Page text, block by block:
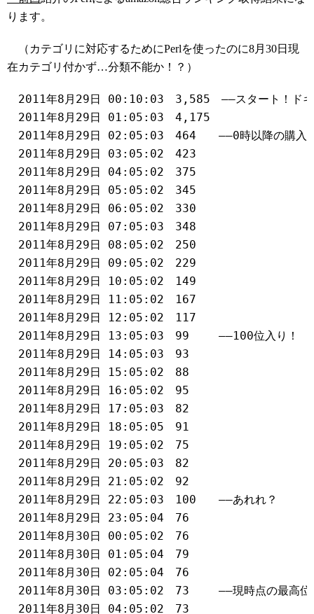
ります。
（カテゴリに対応するためにPerlを使ったのに8月30日現
在カテゴリ付かず…分類不能か！？）
2011年8月29日 00:10:03	3,585　――ス
2011年8月29日 01:05:03	4,175
2011年8月29日 02:05:03	464　　――0
2011年8月29日 03:05:02	423
2011年8月29日 04:05:02	375
2011年8月29日 05:05:02	345
2011年8月29日 06:05:02	330
2011年8月29日 07:05:03	348
2011年8月29日 08:05:02	250
2011年8月29日 09:05:02	229
2011年8月29日 10:05:02	149
2011年8月29日 11:05:02	167
2011年8月29日 12:05:02	117
2011年8月29日 13:05:03	99　　 ――100位入り！
2011年8月29日 14:05:03	93
2011年8月29日 15:05:02	88
2011年8月29日 16:05:02	95
2011年8月29日 17:05:03	82
2011年8月29日 18:05:05	91
2011年8月29日 19:05:02	75
2011年8月29日 20:05:03	82
2011年8月29日 21:05:02	92
2011年8月29日 22:05:03	100　　――あれれ？
2011年8月29日 23:05:04	76
2011年8月30日 00:05:02	76
2011年8月30日 01:05:04	79
2011年8月30日 02:05:04	76
2011年8月30日 03:05:02	73　　 ――現時点の最高
2011年8月30日 04:05:02	73